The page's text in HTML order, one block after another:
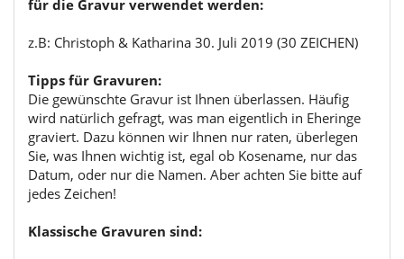
für die Gravur verwendet werden:
z.B: Christoph & Katharina 30. Juli 2019 (30 ZEICHEN)
Tipps für Gravuren:
Die gewünschte Gravur ist Ihnen überlassen. Häufig
wird natürlich gefragt, was man eigentlich in Eheringe
graviert. Dazu können wir Ihnen nur raten, überlegen
Sie, was Ihnen wichtig ist, egal ob Kosename, nur das
Datum, oder nur die Namen. Aber achten Sie bitte auf
jedes Zeichen!
Klassische Gravuren sind: